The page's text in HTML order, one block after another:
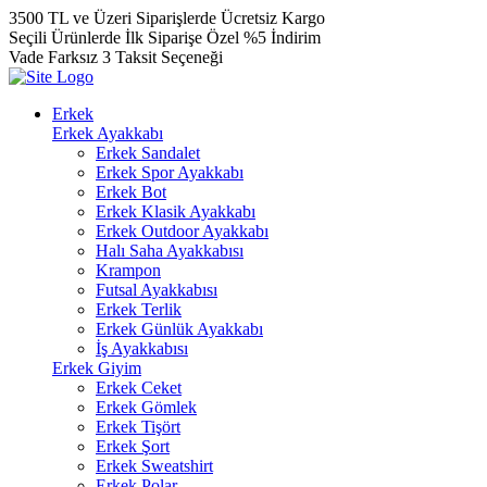
3500 TL ve Üzeri Siparişlerde Ücretsiz Kargo
Seçili Ürünlerde İlk Siparişe Özel %5 İndirim
Vade Farksız 3 Taksit Seçeneği
Erkek
Erkek Ayakkabı
Erkek Sandalet
Erkek Spor Ayakkabı
Erkek Bot
Erkek Klasik Ayakkabı
Erkek Outdoor Ayakkabı
Halı Saha Ayakkabısı
Krampon
Futsal Ayakkabısı
Erkek Terlik
Erkek Günlük Ayakkabı
İş Ayakkabısı
Erkek Giyim
Erkek Ceket
Erkek Gömlek
Erkek Tişört
Erkek Şort
Erkek Sweatshirt